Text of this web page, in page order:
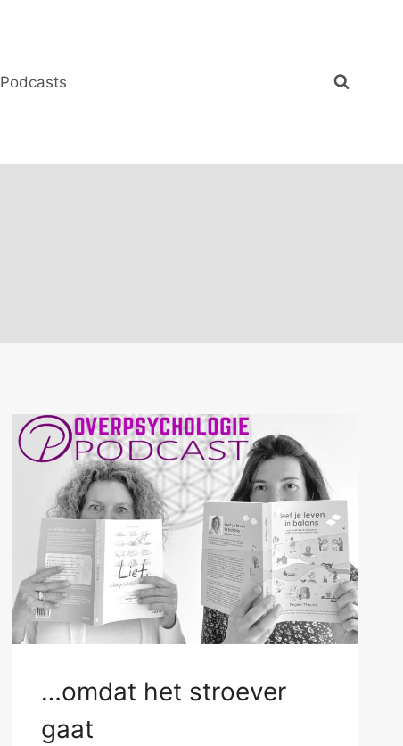
Podcasts
…omdat het stroever
gaat